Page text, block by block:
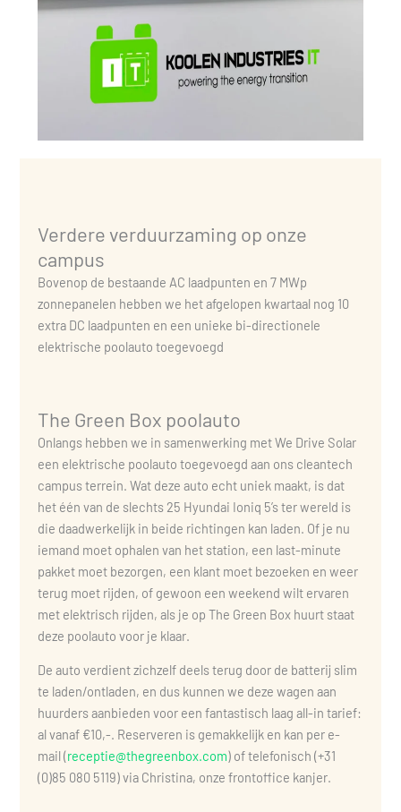
Verdere verduurzaming op onze
campus
Bovenop de bestaande AC laadpunten en 7 MWp
zonnepanelen hebben we het afgelopen kwartaal nog 10
extra DC laadpunten en een unieke bi-directionele
elektrische poolauto toegevoegd
The Green Box poolauto
Onlangs hebben we in samenwerking met We Drive Solar
een elektrische poolauto toegevoegd aan ons cleantech
campus terrein. Wat deze auto echt uniek maakt, is dat
het één van de slechts 25 Hyundai Ioniq 5’s ter wereld is
die daadwerkelijk in beide richtingen kan laden. Of je nu
iemand moet ophalen van het station, een last-minute
pakket moet bezorgen, een klant moet bezoeken en weer
terug moet rijden, of gewoon een weekend wilt ervaren
met elektrisch rijden, als je op The Green Box huurt staat
deze poolauto voor je klaar.
De auto verdient zichzelf deels terug door de batterij slim
te laden/ontladen, en dus kunnen we deze wagen aan
huurders aanbieden voor een fantastisch laag all-in tarief:
al vanaf €10,-. Reserveren is gemakkelijk en kan per e-
mail (receptie@thegreenbox.com) of telefonisch (+31
(0)85 080 5119) via Christina, onze frontoffice kanjer.